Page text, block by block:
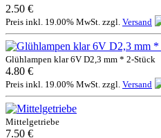
2.50 €
Preis inkl. 19.00% MwSt. zzgl. Versand
Glühlampen klar 6V D2,3 mm * 2-Stück
4.80 €
Preis inkl. 19.00% MwSt. zzgl. Versand
Mittelgetriebe
7.50 €